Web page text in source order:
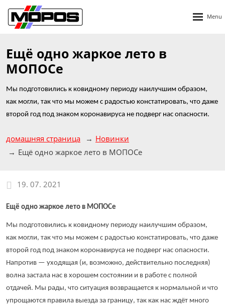
Ещё одно жаркое лето в
МОПОСе
Мы подготовились к ковидному периоду наилучшим образом,
как могли, так что мы можем с радостью констатировать, что даже
второй год под знаком коронавируса не подверг нас опасности.
домашняя страница
Новинки
Ещё одно жаркое лето в МОПОСе
19. 07. 2021
Ещё одно жаркое лето в МОПОСе
Мы подготовились к ковидному периоду наилучшим образом,
как могли, так что мы можем с радостью констатировать, что даже
второй год под знаком коронавируса не подверг нас опасности.
Напротив — уходящая (и, возможно, действительно последняя)
волна застала нас в хорошем состоянии и в работе с полной
отдачей. Мы рады, что ситуация возвращается к нормальной и что
упрощаются правила выезда за границу, так как нас ждёт много